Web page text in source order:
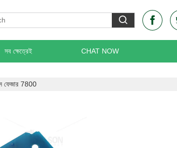
সব ক্ষেত্রেই CHAT NOW
ফেজার 7800